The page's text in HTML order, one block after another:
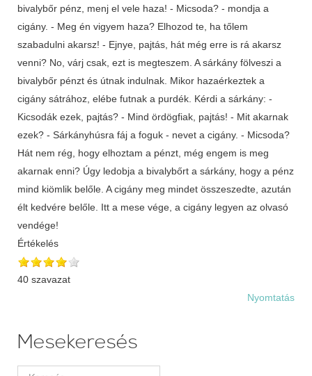
bivalybőr pénz, menj el vele haza! - Micsoda? - mondja a
cigány. - Meg én vigyem haza? Elhozod te, ha tőlem
szabadulni akarsz! - Ejnye, pajtás, hát még erre is rá akarsz
venni? No, várj csak, ezt is megteszem. A sárkány fölveszi a
bivalybőr pénzt és útnak indulnak. Mikor hazaérkeztek a
cigány sátrához, elébe futnak a purdék. Kérdi a sárkány: -
Kicsodák ezek, pajtás? - Mind ördögfiak, pajtás! - Mit akarnak
ezek? - Sárkányhúsra fáj a foguk - nevet a cigány. - Micsoda?
Hát nem rég, hogy elhoztam a pénzt, még engem is meg
akarnak enni? Úgy ledobja a bivalybőrt a sárkány, hogy a pénz
mind kiömlik belőle. A cigány meg mindet összeszedte, azután
élt kedvére belőle. Itt a mese vége, a cigány legyen az olvasó
vendége!
Értékelés
40 szavazat
Nyomtatás
Mesekeresés